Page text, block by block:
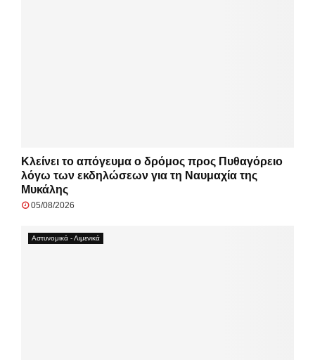
Κλείνει το απόγευμα ο δρόμος προς Πυθαγόρειο
λόγω των εκδηλώσεων για τη Ναυμαχία της
Μυκάλης
05/08/2026
Αστυνομικά - Λιμενικά